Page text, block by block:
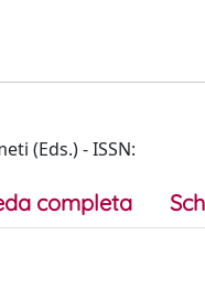
(Eds.) - ISSN:
completa